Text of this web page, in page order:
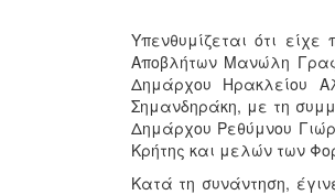
Υπενθυμίζεται ότι
Αποβλήτων Μανώλη
Δημάρχου Ηρακλείου
Σημανδηράκη, με τη
Δημάρχου Ρεθύμνου
Κρήτης και μελών των
Κατά τη συνάντηση,